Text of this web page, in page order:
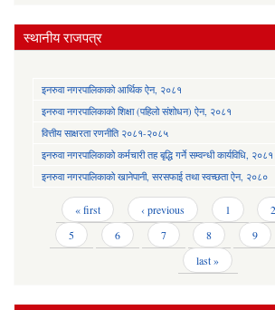
स्थानीय राजपत्र
इनरुवा नगरपालिकाको आर्थिक ऐन, २०८१
इनरुवा नगरपालिकाको शिक्षा (पहिलो संशोधन) ऐन, २०८१
वित्तीय साक्षरता रणनीति २०८१-२०८५
इनरुवा नगरपालिकाको कर्मचारी तह बृद्धि गर्ने सम्वन्धी कार्यविधि, २०८१
इनरुवा नगरपालिकाको खानेपानी, सरसफाई तथा स्वच्छता ऐन, २०८०
Pages « first ‹ previous 1 2
5 6 7 8 9
last »